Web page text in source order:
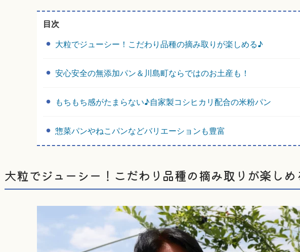
目次
大粒でジューシー！こだわり品種の摘み取りが楽しめる♪
安心安全の無添加パン＆川島町ならではのお土産も！
もちもち感がたまらない♪自家製コシヒカリ配合の米粉パン
惣菜パンやねこパンなどバリエーションも豊富
大粒でジューシー！こだわり品種の摘み取りが楽し